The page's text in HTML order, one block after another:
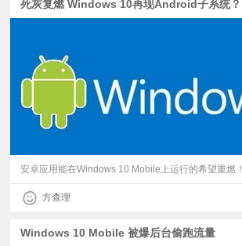
死灰复燃 Windows 10再现Android子系统？
安卓应用能在Windows 10 Mobile上运行的希望重燃！
方查理
Windows 10 Mobile 被爆后台偷跑流量